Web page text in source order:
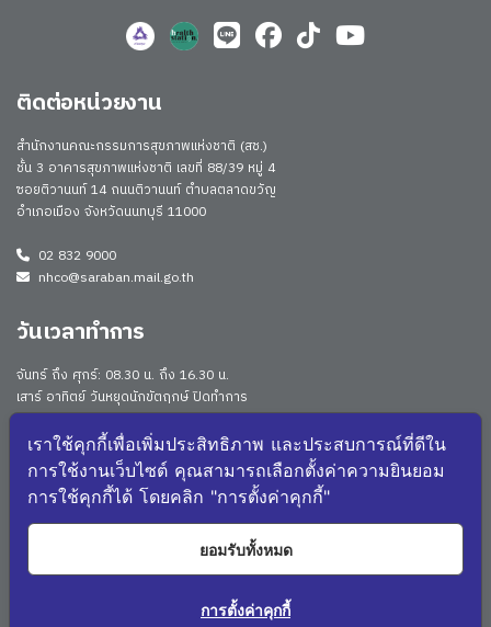
ติดต่อหน่วยงาน
สำนักงานคณะกรรมการสุขภาพแห่งชาติ (สช.)
ชั้น 3 อาคารสุขภาพแห่งชาติ เลขที่ 88/39 หมู่ 4
ซอยติวานนท์ 14 ถนนติวานนท์ ตำบลตลาดขวัญ
อำเภอเมือง จังหวัดนนทบุรี 11000
02 832 9000
nhco@saraban.mail.go.th
วันเวลาทำการ
จันทร์ ถึง ศุกร์: 08.30 น. ถึง 16.30 น.
เสาร์ อาทิตย์ วันหยุดนักขัตฤกษ์ ปิดทำการ
Work From Anywhere (WFA)/ Work From Home (WFH)
ดูประกาศนโยบาย
จำนวนผู้เยี่ยมชม: 173294
จำนวนผู้เยี่ยมชม (วันนี้): 2418
แผนผังเว็บไซต์
4561
เราใช้คุกกี้เพื่อเพิ่มประสิทธิภาพ และประสบการณ์ที่ดีใน
การใช้งานเว็บไซต์ คุณสามารถเลือกตั้งค่าความยินยอม
การใช้คุกกี้ได้ โดยคลิก "การตั้งค่าคุกกี้"
ยอมรับทั้งหมด
การตั้งค่าคุกกี้